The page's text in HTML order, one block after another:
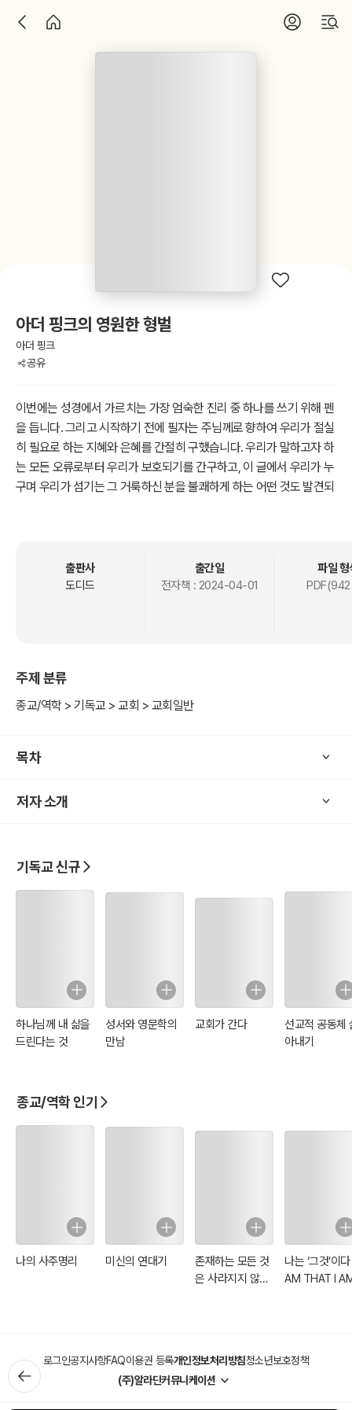
아더 핑크의 영원한 형벌
아더 핑크
공유
이번에는 성경에서 가르치는 가장 엄숙한 진리 중 하나를 쓰기 위해 펜
을 듭니다. 그리고 시작하기 전에 필자는 주님께로 향하여 우리가 절실
히 필요로 하는 지혜와 은혜를 간절히 구했습니다. 우리가 말하고자 하
는 모든 오류로부터 우리가 보호되기를 간구하고, 이 글에서 우리가 누
구며 우리가 섬기는 그 거룩하신 분을 불쾌하게 하는 어떤 것도 발견되
누가 주의 노여움의 능력을 알며 누가 주의 진노의 두려움을 알리이까
출판사
도디드
출간일
전자책 : 2024-04-01
파일 형
PDF(942
주제 분류
종교/역학 > 기독교 > 교회 > 교회일반
목차
저자 소개
기독교 신규
하나님께 내 삶을
드린다는 것
성서와 영문학의
만남
교회가 간다
선교적 공동체
아내기
종교/역학 인기
나의 사주명리 미신의 연대기
존재하는 모든 것
은 사라지지 않는
나는 ‘그것’이
AM THAT I
로그인공지사항FAQ이용권 등록개인정보처리방침청소년보호정책
(주)알라딘커뮤니케이션